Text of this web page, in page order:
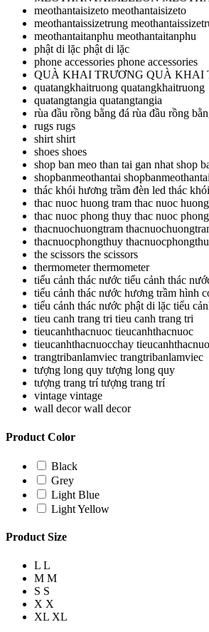
meothantaisizeto meothantaisizeto
meothantaissizetrung
meothantaitanphu meothantaitanphu
phật di lặc phật di lặc
phone accessories phone accessories
QUÀ KHAI TRƯƠNG QUÀ KHAI
quatangkhaitruong quatangkhaitruong
quatangtangia quatangtangia
rùa đầu rồng bằng đá rùa đầu rồng
rugs rugs
shirtshirt
shoes shoes
shop ban meo than tai gan nhatshop
shopbanmeothantai
thác khói hương trầm đèn led thác
thac nuoc huong tram thac nuoc
thac nuoc phong thuy thac nuoc
thacnuochuongtram
thacnuocphongthuy
the scissors the scissors
thermometerthermometer
tiểu cảnh thác nước tiểu cảnh thác
tiểu cảnh thác nước hương trầm hình
tiểu cảnh thác nước phật di lặc tiểu
tieu canh trang tri tieu canh trang tri
tieucanhthacnuoc tieucanhthacnuoc
tieucanhthacnuocchay
trangtribanlamviec trangtribanlamviec
tượng long quy tượng long quy
tượng trang trítượng trang trí
vintage vintage
wall decorwall decor
Product Color
Black
Grey
Light Blue
Light Yellow
Product Size
L L
M M
S S
X X
XL XL